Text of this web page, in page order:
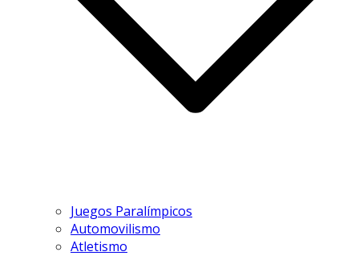
Juegos Paralímpicos
Automovilismo
Atletismo